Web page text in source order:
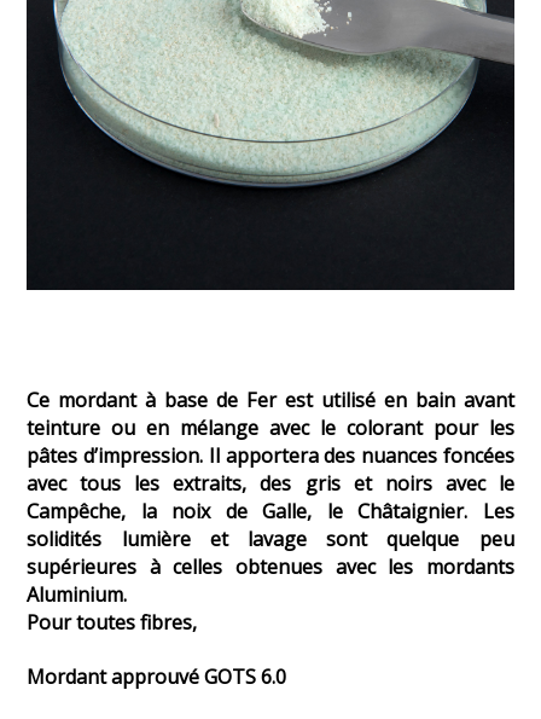
Ce mordant à base de Fer est utilisé en bain avant
teinture ou en mélange avec le colorant pour les
pâtes d’impression. Il apportera des nuances foncées
avec tous les extraits, des gris et noirs avec le
Campêche, la noix de Galle, le Châtaignier. Les
solidités lumière et lavage sont quelque peu
supérieures à celles obtenues avec les mordants
Aluminium.
Pour toutes fibres,
Mordant approuvé GOTS 6.0